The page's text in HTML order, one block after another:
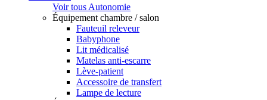
Voir tous Autonomie
Équipement chambre / salon
Fauteuil releveur
Babyphone
Lit médicalisé
Matelas anti-escarre
Lève-patient
Accessoire de transfert
Lampe de lecture